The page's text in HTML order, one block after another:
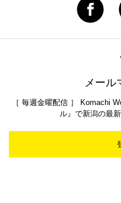
メール
［ 毎週金曜配信 ］ Komachi
ル』で新潟の最